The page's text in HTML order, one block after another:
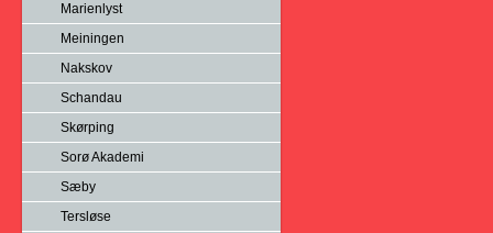
Marienlyst
Meiningen
Nakskov
Schandau
Skørping
Sorø Akademi
Sæby
Tersløse